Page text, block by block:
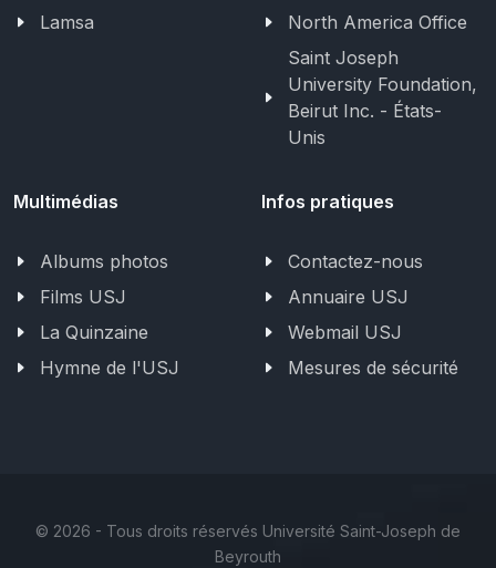
Lamsa
North America Office
Saint Joseph
University Foundation,
Beirut Inc. - États-
Unis
Multimédias
Albums photos
Films USJ
La Quinzaine
Hymne de l'USJ
Infos pratiques
Contactez-nous
Annuaire USJ
Webmail USJ
Mesures de sécurité
© 2026 - Tous droits réservés Université Saint-Joseph de
Beyrouth